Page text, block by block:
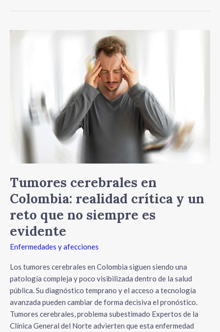
Tumores cerebrales en
Colombia: realidad crítica y un
reto que no siempre es
evidente
Enfermedades y afecciones
Los tumores cerebrales en Colombia siguen siendo una
patología compleja y poco visibilizada dentro de la salud
pública. Su diagnóstico temprano y el acceso a tecnología
avanzada pueden cambiar de forma decisiva el pronóstico.
Tumores cerebrales, problema subestimado Expertos de la
Clínica General del Norte advierten que esta enfermedad
reto
siempre
es
evidente